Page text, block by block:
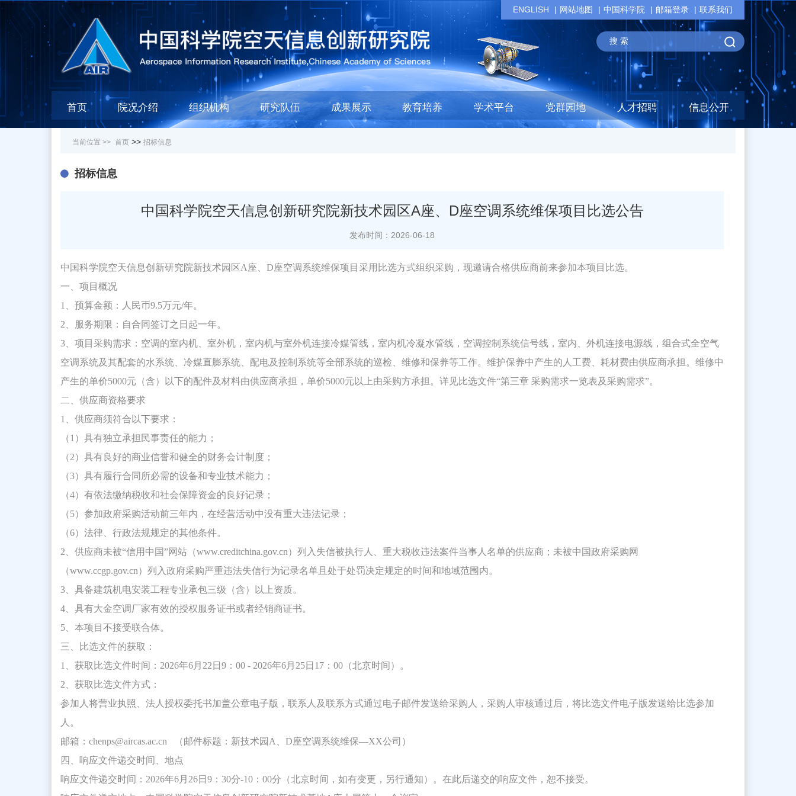
ENGLISH 网站地图 中国科学院 邮箱登录 联系我们
首页 院况介绍 组织机构 研究队伍 成果展示 教育培养 学术平台 党群园地 人才招聘 信息公开
当前位置 >> 首页 >> 招标信息
招标信息
中国科学院空天信息创新研究院新技术园区A座、D座空调系统维保项目比选公告
发布时间：2026-06-18
中国科学院空天信息创新研究院新技术园区A座、D座空调系统维保项目采用比选方式组织采购，现邀请合格供应商前来参加本项目比选。
一、项目概况
1、预算金额：人民币9.5万元/年。
2、服务期限：自合同签订之日起一年。
3、项目采购需求：空调的室内机、室外机，室内机与室外机连接冷媒管线，室内机冷凝水管线，空调控制系统信号线，室内、外机连接电源线，组合式全空气
空调系统及其配套的水系统、冷媒直膨系统、配电及控制系统等全部系统的巡检、维修和保养等工作。维护保养中产生的人工费、耗材费由供应商承担。维修中
产生的单价5000元（含）以下的配件及材料由供应商承担，单价5000元以上由采购方承担。详见比选文件“第三章 采购需求一览表及采购需求”。
二、供应商资格要求
1、供应商须符合以下要求：
（1）具有独立承担民事责任的能力；
（2）具有良好的商业信誉和健全的财务会计制度；
（3）具有履行合同所必需的设备和专业技术能力；
（4）有依法缴纳税收和社会保障资金的良好记录；
（5）参加政府采购活动前三年内，在经营活动中没有重大违法记录；
（6）法律、行政法规规定的其他条件。
2、供应商未被“信用中国”网站（www.creditchina.gov.cn）列入失信被执行人、重大税收违法案件当事人名单的供应商；未被中国政府采购网
（www.ccgp.gov.cn）列入政府采购严重违法失信行为记录名单且处于处罚决定规定的时间和地域范围内。
3、具备建筑机电安装工程专业承包三级（含）以上资质。
4、具有大金空调厂家有效的授权服务证书或者经销商证书。
5、本项目不接受联合体。
三、比选文件的获取：
1、获取比选文件时间：2026年6月22日9：00 - 2026年6月25日17：00（北京时间）。
2、获取比选文件方式：
参加人将营业执照、法人授权委托书加盖公章电子版，联系人及联系方式通过电子邮件发送给采购人，采购人审核通过后，将比选文件电子版发送给比选参加
人。
邮箱： chenps@aircas.ac.cn （邮件标题：新技术园A、D座空调系统维保—XX公司）
四、响应文件递交时间、地点
响应文件递交时间：2026年6月26日9：30分-10：00分（北京时间，如有变更，另行通知）。在此后递交的响应文件，恕不接受。